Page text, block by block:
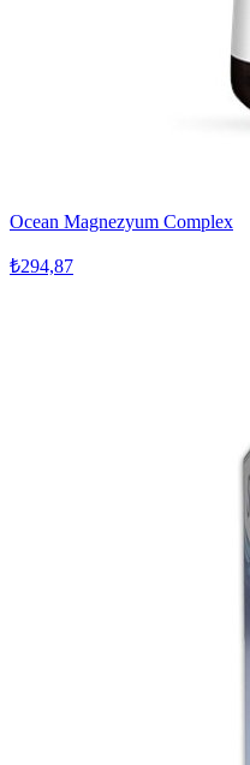
Ocean Magnezyum Complex
₺294,87